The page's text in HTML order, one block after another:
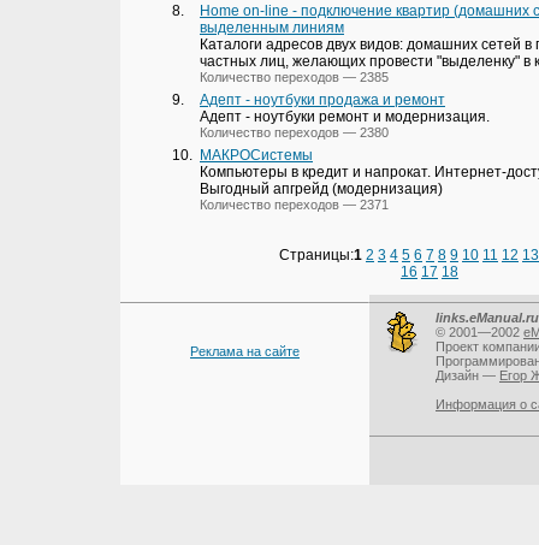
8.
Home on-line - подключение квартир (домашних
выделенным линиям
Каталоги адресов двух видов: домашних сетей в
частных лиц, желающих провести "выделенку" в
Количество переходов — 2385
9.
Адепт - ноутбуки продажа и ремонт
Адепт - ноутбуки ремонт и модернизация.
Количество переходов — 2380
10.
МАКРОСистемы
Компьютеры в кредит и напрокат. Интернет-
Выгодный апгрейд (модернизация)
Количество переходов — 2371
Страницы:1 2 3 4 5 6 7 8 9 10 11 12 13
16 17 18
Реклама на сайте
links.eManual.ru
© 2001—2002
Проект
Дизайн — Егор
Информация о